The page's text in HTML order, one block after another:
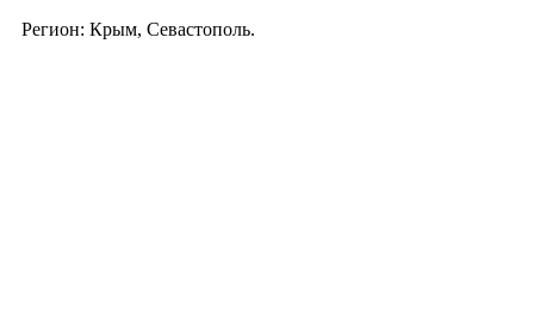
Регион: Крым, Севастополь.